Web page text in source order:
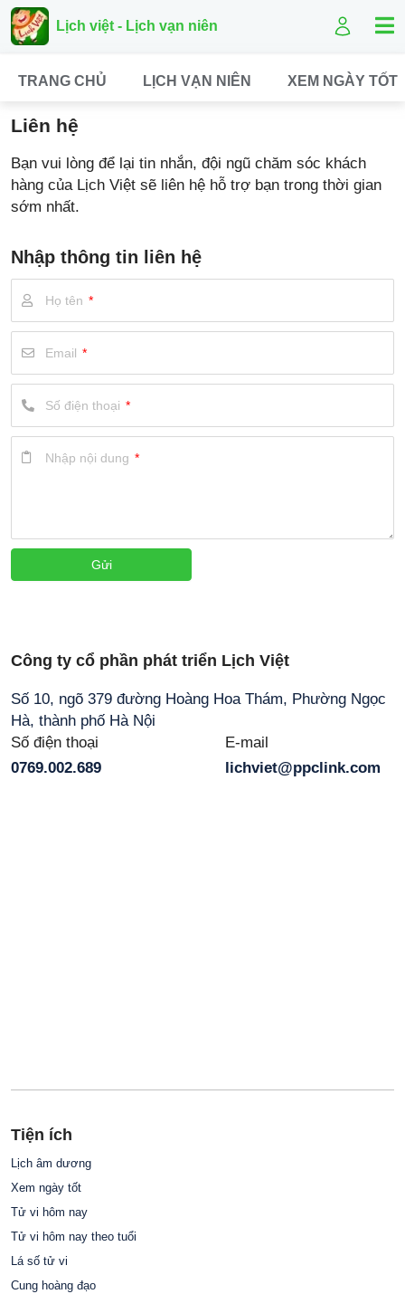
Lịch việt - Lịch vạn niên
TRANG CHỦ LỊCH VẠN NIÊN XEM NGÀY TỐT
Liên Hệ Lịch Việt
Hotline hỗ trợ
Email liên hệ
Liên hệ
Bạn vui lòng để lại tin nhắn, đội ngũ chăm sóc khách
hàng của Lịch Việt sẽ liên hệ hỗ trợ bạn trong thời gian
sớm nhất.
Nhập thông tin liên hệ
Họ tên *
Email *
Số điện thoại *
Nhập nội dung *
Gửi
Công ty cổ phần phát triển Lịch Việt
Số 10, ngõ 379 đường Hoàng Hoa Thám, Phường Ngọc
Hà, thành phố Hà Nội
Số điện thoại
0769.002.689
E-mail
lichviet@ppclink.com
Tiện ích
Lịch âm dương
Xem ngày tốt
Tử vi hôm nay
Tử vi hôm nay theo tuổi
Lá số tử vi
Cung hoàng đạo